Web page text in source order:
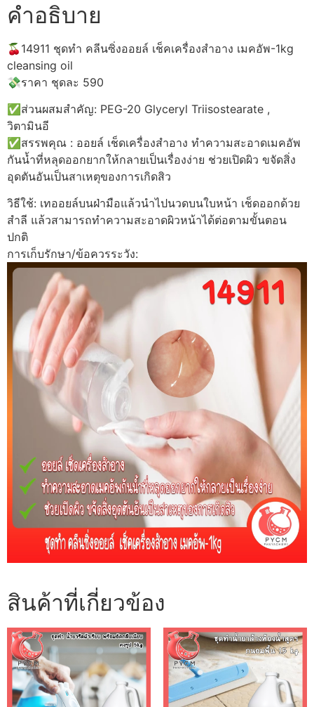
ชิ้น
คำอธิบาย
🍒14911 ชุดทำ คลีนซิ่งออยล์ เช็คเครื่องสำอาง เมคอัพ-1kg
cleansing oil
💸ราคา ชุดละ 590
✅ส่วนผสมสำคัญ: PEG-20 Glyceryl Triisostearate ,
วิตามินอี
✅สรรพคุณ : ออยล์ เช็ดเครื่องสำอาง ทำความสะอาดเมคอัพ
กันน้ำที่หลุดออกยากให้กลายเป็นเรื่องง่าย ช่วยเปิดผิว ขจัดสิ่ง
อุดตันอันเป็นสาเหตุของการเกิดสิว
วิธีใช้: เทออยล์บนฝ่ามือแล้วนำไปนวดบนใบหน้า เช็ดออกด้วย
สำลี แล้วสามารถทำความสะอาดผิวหน้าได้ต่อตามขั้นตอน
ปกติ
การเก็บรักษา/ข้อควรระวัง:
สินค้าที่เกี่ยวข้อง